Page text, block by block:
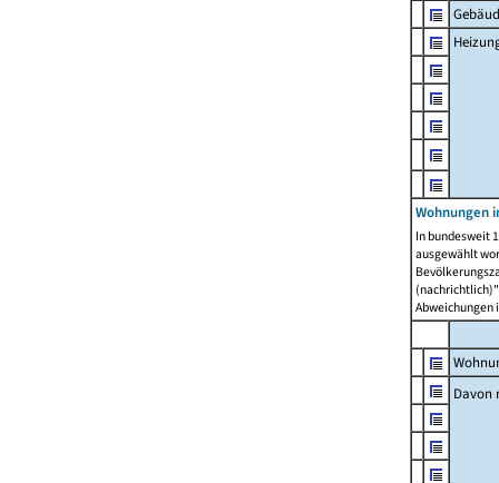
Wohnungen
In bundesweit
ausgewählt
Abweichungen
Davon